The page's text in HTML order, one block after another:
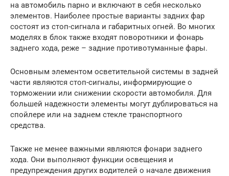
на автомобиль парно и включают в себя несколько
элементов. Наиболее простые варианты задних фар
состоят из стоп-сигнала и габаритных огней. Во многих
моделях в блок также входят поворотники и фонарь
заднего хода, реже – задние противотуманные фары.
Основным элементом осветительной системы в задней
части являются стоп-сигналы, информирующие о
торможении или снижении скорости автомобиля. Для
большей надежности элементы могут дублироваться на
спойлере или на заднем стекле транспортного
средства.
Также не менее важными являются фонари заднего
хода. Они выполняют функции освещения и
предупреждения других водителей о начале движения